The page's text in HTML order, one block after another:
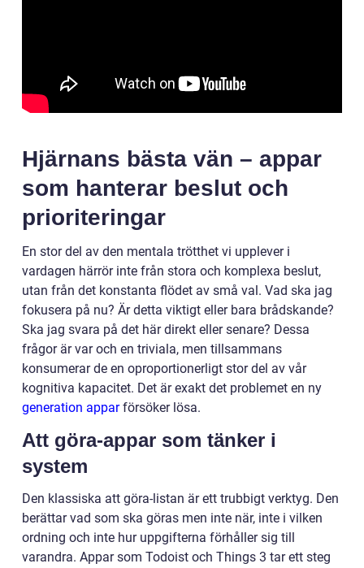
Hjärnans bästa vän – appar
som hanterar beslut och
prioriteringar
En stor del av den mentala trötthet vi upplever i
vardagen härrör inte från stora och komplexa beslut,
utan från det konstanta flödet av små val. Vad ska jag
fokusera på nu? Är detta viktigt eller bara brådskande?
Ska jag svara på det här direkt eller senare? Dessa
frågor är var och en triviala, men tillsammans
konsumerar de en oproportionerligt stor del av vår
kognitiva kapacitet. Det är exakt det problemet en ny
generation apparförsöker lösa.
Att göra-appar som tänker i
system
Den klassiska att göra-listan är ett trubbigt verktyg. Den
berättar vad som ska göras men inte när, inte i vilken
ordning och inte hur uppgifterna förhåller sig till
varandra. Appar som Todoist och Things 3 tar ett steg